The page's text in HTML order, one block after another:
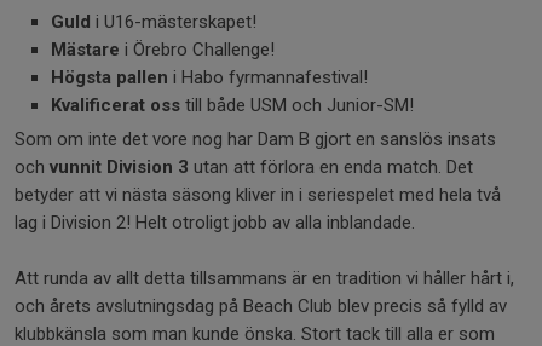
Guld i U16-mästerskapet!
Mästare i Örebro Challenge!
Högsta pallen i Habo fyrmannafestival!
Kvalificerat oss till både USM och Junior-SM!
Som om inte det vore nog har Dam B gjort en sanslös insats
och vunnit Division 3 utan att förlora en enda match. Det
betyder att vi nästa säsong kliver in i seriespelet med hela två
lag i Division 2! Helt otroligt jobb av alla inblandade.
Att runda av allt detta tillsammans är en tradition vi håller hårt i,
och årets avslutningsdag på Beach Club blev precis så fylld av
klubbkänsla som man kunde önska. Stort tack till alla er som